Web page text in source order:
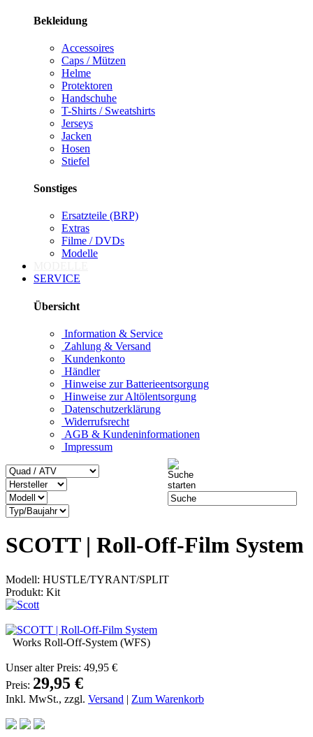
Bekleidung
Accessoires
Caps / Mützen
Helme
Protektoren
Handschuhe
T-Shirts / Sweatshirts
Jerseys
Jacken
Hosen
Stiefel
Sonstiges
Ersatzteile (BRP)
Extras
Filme / DVDs
Modelle
SERVICE
Übersicht
Information & Service
Zahlung & Versand
Kundenkonto
Händler
Hinweise zur Batterieentsorgung
Hinweise zur Altölentsorgung
Datenschutzerklärung
Widerrufsrecht
AGB & Kundeninformationen
Impressum
SCOTT | Roll-Off-Film System
Modell: HUSTLE/TYRANT/SPLIT
Produkt: Kit
Works Roll-Off-System (WFS)
Unser alter Preis: 49,95 €
Preis: 29,95 €
Inkl. MwSt., zzgl. Versand | Zum Warenkorb